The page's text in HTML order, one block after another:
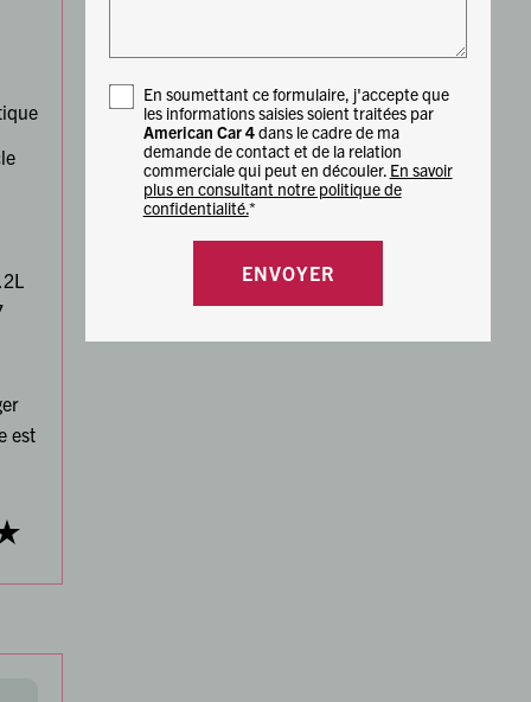
est
En soumettant ce formulaire, j'accepte que
les informations saisies soient traitées par
American Car 4dans le cadre de ma
demande de contact et de la relation
commerciale qui peut en découler. En savoir
plus en consultant notre politique de
confidentialité.*